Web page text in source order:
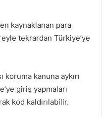
kaynaklanan para
tekrardan Türkiye’ye
koruma kanuna aykırı
giriş yapmaları
kod kaldırılabilir.